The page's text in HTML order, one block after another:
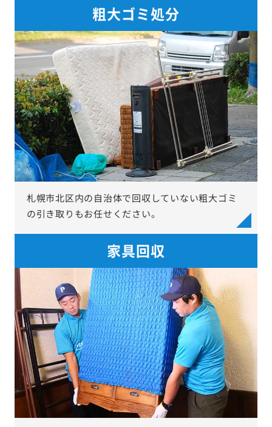
粗大ゴミ処分
札幌市北区内の自治体で回収していない粗大ゴミ
の引き取りもお任せください。
家具回収